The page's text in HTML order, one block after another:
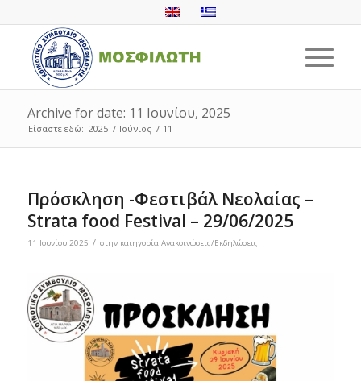
Archive for date: 11 Ιουνίου, 2025
Είσαστε εδώ: 2025 / Ιούνιος / 11
Πρόσκληση -Φεστιβάλ Νεολαίας –
Strata food Festival – 29/06/2025
11 Ιουνίου 2025 / στην κατηγορία Ανακοινώσεις/Εκδηλώσεις